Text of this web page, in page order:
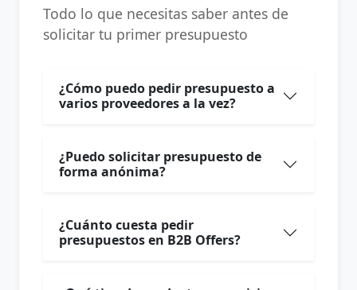
Todo lo que necesitas saber antes de
solicitar tu primer presupuesto
¿Cómo puedo pedir presupuesto a
varios proveedores a la vez?
¿Puedo solicitar presupuesto de
forma anónima?
¿Cuánto cuesta pedir
presupuestos en B2B Offers?